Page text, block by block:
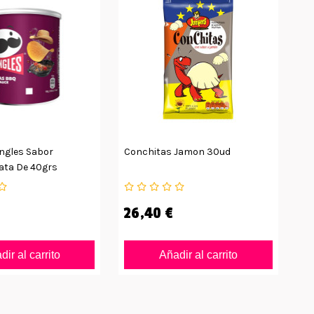
Sabor
De 40grs
al carrito
Conchitas Jamon 30ud
26,40 €
Añadir al carrito